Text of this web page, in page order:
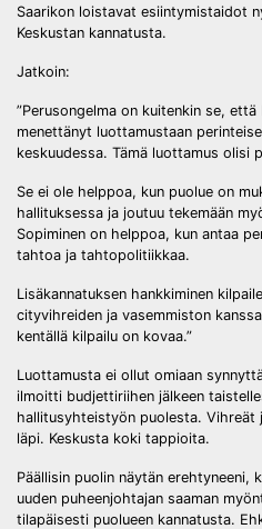
Saarikon loistavat esiintymistaidot
Keskustan kannatusta.
Jatkoin:
”Perusongelma on kuitenkin se,
menettänyt luottamustaan
keskuudessa. Tämä luottamus olisi
Se ei ole helppoa, kun puolue on
hallituksessa ja joutuu tekemään
Sopiminen on helppoa, kun antaa
tahtoa ja tahtopolitiikkaa.
Lisäkannatuksen hankkiminen
cityvihreiden ja vasemmiston
kentällä kilpailu on kovaa.”
Luottamusta ei ollut omiaan
ilmoitti budjettiriihen jälkeen
hallitusyhteistyön puolesta.
läpi. Keskusta koki tappioita.
Päällisin puolin näytän erehtyneeni,
uuden puheenjohtajan saaman
tilapäisesti puolueen kannatusta.